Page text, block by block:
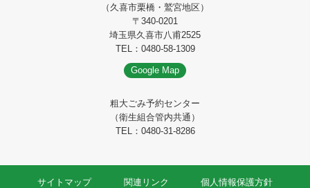
（久喜市栗橋・鷲宮地区）
〒340-0201
埼玉県久喜市八甫2525
TEL：0480-58-1309
Google Map
粗大ごみ予約センター
（衛生組合管内共通）
TEL：0480-31-8286
サイトマップ 関連リンク 個人情報保護方針